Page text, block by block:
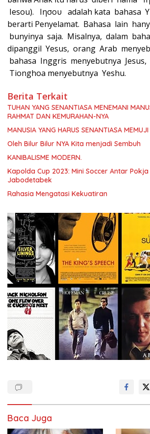
Iesou). Ιησου adalah kata bahasa
berarti Penyelamat. Bahasa lain
bunyinya saja. Misalnya, dalam
dipanggil Yesus, orang Arab
bahasa Inggris menyebutnya Jesus,
Tionghoa menyebutnya Yeshu.
Berita Terkait
TUHAN YANG SENANTIASA MENEMANI
RAHMAT DAN KEMURAHAN-NYA
MANUSIA YANG HARUS SENANTIASA
Oleh Bilur Bilur NYA Kita menjadi Sembuh
KANIBALISME MODERN.
Kapolda Cup 2023: Mini Soccer Antar
Jabodetabek
Rahasia Mengatasi Kekuatiran
Baca Juga